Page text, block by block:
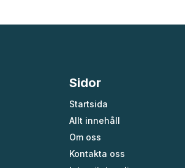
Sidor
Startsida
Allt innehåll
Om oss
Kontakta oss